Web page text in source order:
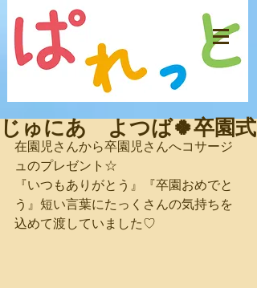
じゅにあ よつば🍀卒園式
在園児さんから卒園児さんへコサージ
ュのプレゼント☆
『いつもありがとう』『卒園おめでと
う』短い言葉にたっくさんの気持ちを
込めて渡していました♡